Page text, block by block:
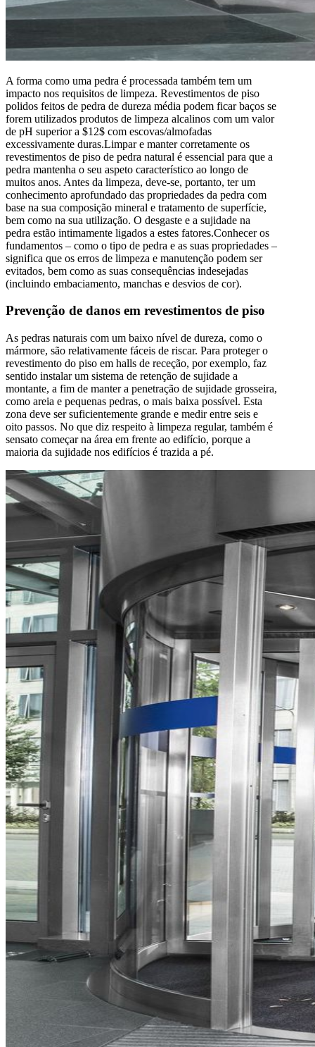
A forma como uma pedra é processada também tem um
impacto nos requisitos de limpeza. Revestimentos de piso
polidos feitos de pedra de dureza média podem ficar baços se
forem utilizados produtos de limpeza alcalinos com um valor
de pH superior a $12$ com escovas/almofadas
excessivamente duras.Limpar e manter corretamente os
revestimentos de piso de pedra natural é essencial para que a
pedra mantenha o seu aspeto característico ao longo de
muitos anos. Antes da limpeza, deve-se, portanto, ter um
conhecimento aprofundado das propriedades da pedra com
base na sua composição mineral e tratamento de superfície,
bem como na sua utilização. O desgaste e a sujidade na
pedra estão intimamente ligados a estes fatores.Conhecer os
fundamentos – como o tipo de pedra e as suas propriedades –
significa que os erros de limpeza e manutenção podem ser
evitados, bem como as suas consequências indesejadas
(incluindo embaciamento, manchas e desvios de cor).
Prevenção de danos em revestimentos de piso
As pedras naturais com um baixo nível de dureza, como o
mármore, são relativamente fáceis de riscar. Para proteger o
revestimento do piso em halls de receção, por exemplo, faz
sentido instalar um sistema de retenção de sujidade a
montante, a fim de manter a penetração de sujidade grosseira,
como areia e pequenas pedras, o mais baixa possível. Esta
zona deve ser suficientemente grande e medir entre seis e
oito passos. No que diz respeito à limpeza regular, também é
sensato começar na área em frente ao edifício, porque a
maioria da sujidade nos edifícios é trazida a pé.